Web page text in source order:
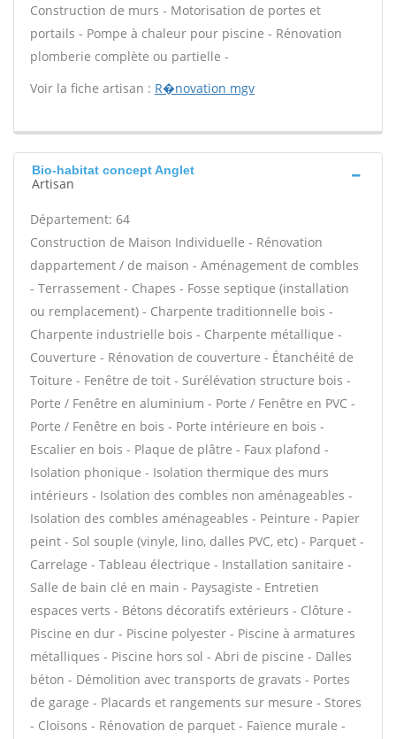
Construction de murs - Motorisation de portes et
portails - Pompe à chaleur pour piscine - Rénovation
plomberie complète ou partielle -
Voir la fiche artisan : R�novation mgv
Bio-habitat concept Anglet
Artisan
Département: 64
Construction de Maison Individuelle - Rénovation
dappartement / de maison - Aménagement de combles
- Terrassement - Chapes - Fosse septique (installation
ou remplacement) - Charpente traditionnelle bois -
Charpente industrielle bois - Charpente métallique -
Couverture - Rénovation de couverture - Étanchéité de
Toiture - Fenêtre de toit - Surélévation structure bois -
Porte / Fenêtre en aluminium - Porte / Fenêtre en PVC -
Porte / Fenêtre en bois - Porte intérieure en bois -
Escalier en bois - Plaque de plâtre - Faux plafond -
Isolation phonique - Isolation thermique des murs
intérieurs - Isolation des combles non aménageables -
Isolation des combles aménageables - Peinture - Papier
peint - Sol souple (vinyle, lino, dalles PVC, etc) - Parquet -
Carrelage - Tableau électrique - Installation sanitaire -
Salle de bain clé en main - Paysagiste - Entretien
espaces verts - Bétons décoratifs extérieurs - Clôture -
Piscine en dur - Piscine polyester - Piscine à armatures
métalliques - Piscine hors sol - Abri de piscine - Dalles
béton - Démolition avec transports de gravats - Portes
de garage - Placards et rangements sur mesure - Stores
- Cloisons - Rénovation de parquet - Faïence murale -